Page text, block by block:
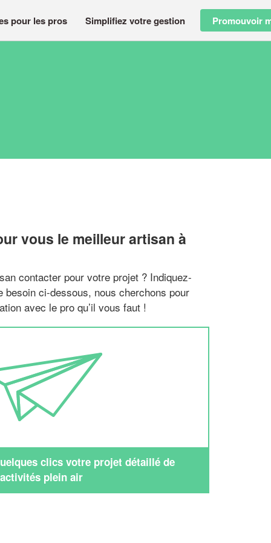
pour les pros Simplifiez votre gestion Promouvoir
vous le meilleur artisan à
contacter pour votre projet ? Indiquez-
besoin ci-dessous, nous cherchons pour
avec le pro qu’il vous faut !
clics votre projet détaillé de
activités plein air